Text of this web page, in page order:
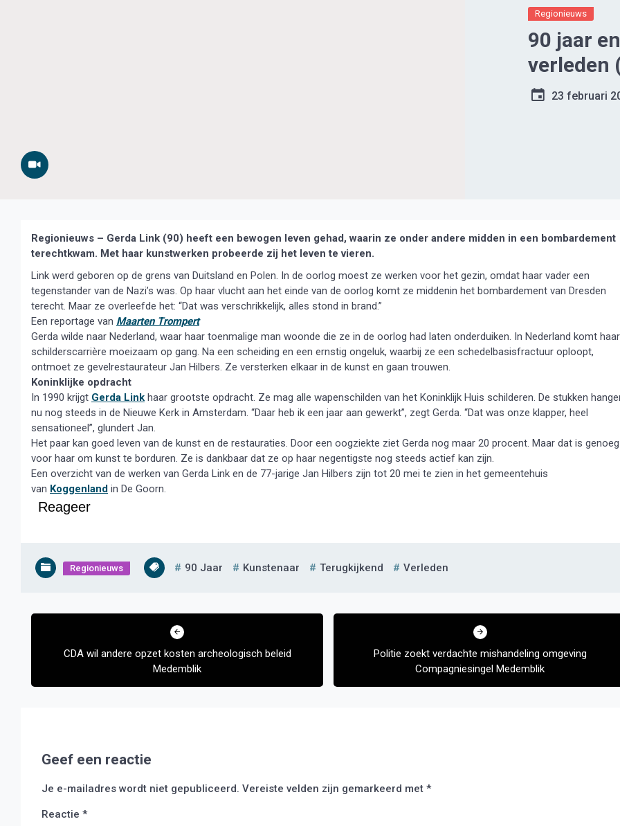
Regionieuws
90 jaar
verleden
23 februari
Regionieuws – Gerda Link (90) heeft een bewogen leven gehad, waarin ze onder andere midden in een bombardement
terechtkwam. Met haar kunstwerken probeerde zij het leven te vieren.
Link werd geboren op de grens van Duitsland en Polen. In de oorlog moest ze werken voor het gezin, omdat haar vader een
tegenstander van de Nazi’s was. Op haar vlucht aan het einde van de oorlog komt ze middenin het bombardement van Dresden
terecht. Maar ze overleefde het: “Dat was verschrikkelijk, alles stond in brand.”
Een reportage van Maarten Trompert
Gerda wilde naar Nederland, waar haar toenmalige man woonde die ze in de oorlog had laten onderduiken. In Nederland komt haar
schilderscarrière moeizaam op gang. Na een scheiding en een ernstig ongeluk, waarbij ze een schedelbasisfractuur oploopt,
ontmoet ze gevelrestaurateur Jan Hilbers. Ze versterken elkaar in de kunst en gaan trouwen.
Koninklijke opdracht
In 1990 krijgt Gerda Link haar grootste opdracht. Ze mag alle wapenschilden van het Koninklijk Huis schilderen. De stukken
nu nog steeds in de Nieuwe Kerk in Amsterdam. “Daar heb ik een jaar aan gewerkt”, zegt Gerda. “Dat was onze klapper, heel
sensationeel”, glundert Jan.
Het paar kan goed leven van de kunst en de restauraties. Door een oogziekte ziet Gerda nog maar 20 procent. Maar dat is genoeg
voor haar om kunst te borduren. Ze is dankbaar dat ze op haar negentigste nog steeds actief kan zijn.
Een overzicht van de werken van Gerda Link en de 77-jarige Jan Hilbers zijn tot 20 mei te zien in het gemeentehuis
van Koggenland in De Goorn.
Reageer
Regionieuws 90 Jaar Kunstenaar Terugkijkend Verleden
Bericht
CDA wil andere opzet kosten archeologisch beleid
Medemblik
Politie zoekt verdachte mishandeling omgeving
Compagniesingel Medemblik
Geef een reactie
Je e-mailadres wordt niet gepubliceerd. Vereiste velden zijn gemarkeerd met *
Reactie *